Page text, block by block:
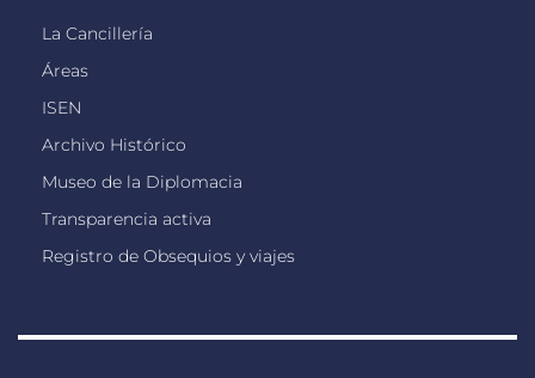
La Cancillería
Áreas
ISEN
Archivo Histórico
Museo de la Diplomacia
Transparencia activa
Registro de Obsequios y viajes